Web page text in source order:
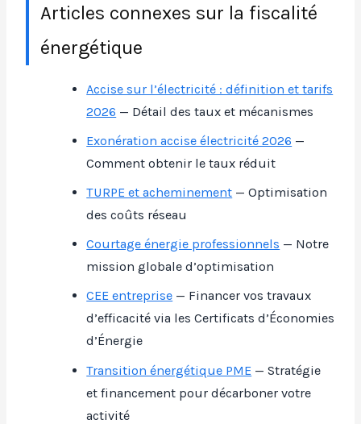
Articles connexes sur la fiscalité
énergétique
Accise sur l’électricité : définition et tarifs
2026 — Détail des taux et mécanismes
Exonération accise électricité 2026 —
Comment obtenir le taux réduit
TURPE et acheminement — Optimisation
des coûts réseau
Courtage énergie professionnels — Notre
mission globale d’optimisation
CEE entreprise — Financer vos travaux
d’efficacité via les Certificats d’Économies
d’Énergie
Transition énergétique PME — Stratégie
et financement pour décarboner votre
activité